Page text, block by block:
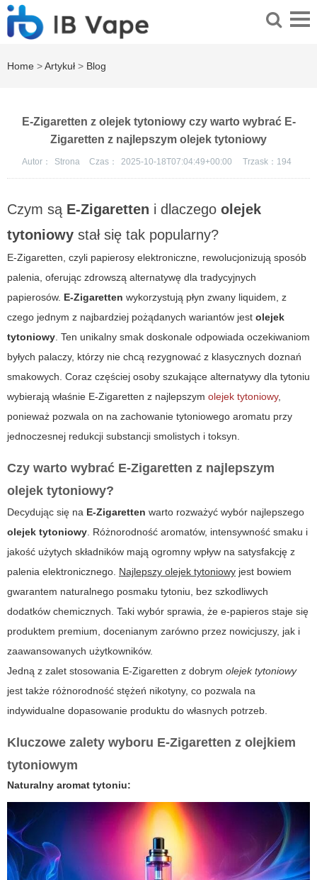
Home >Artykuł > Blog
E-Zigaretten z olejek tytoniowy czy warto wybrać E-
Zigaretten z najlepszym olejek tytoniowy
Autor： Strona Czas： 2025-10-18T07:04:49+00:00 Trzask： 194
Czym są E-Zigaretten i dlaczego olejek
tytoniowy stał się tak popularny?
E-Zigaretten, czyli papierosy elektroniczne, rewolucjonizują sposób
palenia, oferując zdrowszą alternatywę dla tradycyjnych
papierosów. E-Zigaretten wykorzystują płyn zwany liquidem, z
czego jednym z najbardziej pożądanych wariantów jest olejek
tytoniowy. Ten unikalny smak doskonale odpowiada oczekiwaniom
byłych palaczy, którzy nie chcą rezygnować z klasycznych doznań
smakowych. Coraz częściej osoby szukające alternatywy dla tytoniu
wybierają właśnie E-Zigaretten z najlepszym olejek tytoniowy,
ponieważ pozwala on na zachowanie tytoniowego aromatu przy
jednoczesnej redukcji substancji smolistych i toksyn.
Czy warto wybrać E-Zigaretten z najlepszym
olejek tytoniowy?
Decydując się na E-Zigaretten warto rozważyć wybór najlepszego
olejek tytoniowy. Różnorodność aromatów, intensywność smaku i
jakość użytych składników mają ogromny wpływ na satysfakcję z
palenia elektronicznego. Najlepszy olejek tytoniowy jest bowiem
gwarantem naturalnego posmaku tytoniu, bez szkodliwych
dodatków chemicznych. Taki wybór sprawia, że e-papieros staje się
produktem premium, docenianym zarówno przez nowicjuszy, jak i
zaawansowanych użytkowników.
Jedną z zalet stosowania E-Zigaretten z dobrym olejek tytoniowy
jest także różnorodność stężeń nikotyny, co pozwala na
indywidualne dopasowanie produktu do własnych potrzeb.
Kluczowe zalety wyboru E-Zigaretten z olejkiem
tytoniowym
Naturalny aromat tytoniu: